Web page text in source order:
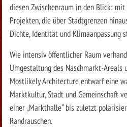
diesen Zwischenraum in den Blick:
Projekten, die über Stadtgrenzen
Dichte, Identität und Klimaanpassung
Wie intensiv öffentlicher Raum
Umgestaltung des Naschmarkt-Areals
Mostlikely Architecture entwarf eine
Marktkultur, Stadt und Gemeinschaft
einer „Markthalle“ bis zuletzt
Randrauschen.